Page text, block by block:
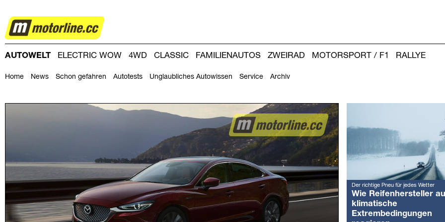
AUTOWELT
AUTOWELT
Home News Schon gefahren Autotests Unglaubliches Autowissen Service Archiv
ELECTRIC WOW 4WD CLASSIC FAMILIENAUTOS ZWEIRAD MOTORSPORT / F1
RALLYE
Der richtige Pneu für jedes Wetter
Wie Reifenhersteller
klimatische
Extrembedingungen